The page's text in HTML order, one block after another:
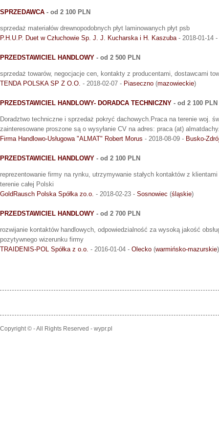
SPRZEDAWCA - od 2 100 PLN
sprzedaż materiałów drewnopodobnych płyt laminowanych płyt psb
P.H.U.P. Duet w Człuchowie Sp. J. J. Kucharska i H. Kaszuba- 2018-01-14 -
PRZEDSTAWICIEL HANDLOWY - od 2 500 PLN
sprzedaż towarów, negocjacje cen, kontakty z producentami, dostawcami
TENDA POLSKA SP Z O.O. - 2018-02-07 - Piaseczno (mazowieckie)
PRZEDSTAWICIEL HANDLOWY- DORADCA TECHNICZNY - od 2 100 PLN
Doradztwo techniczne i sprzedaż pokryć dachowych.Praca na terenie woj.
zainteresowane proszone są o wysyłanie CV na adres: praca (at)
Firma Handlowo-Usługowa "ALMAT" Robert Morus - 2018-08-09 - Busko-
PRZEDSTAWICIEL HANDLOWY - od 2 100 PLN
reprezentowanie firmy na rynku, utrzymywanie stałych kontaktów z
terenie całej Polski
GoldRausch Polska Spółka zo.o. - 2018-02-23 - Sosnowiec (śląskie)
PRZEDSTAWICIEL HANDLOWY - od 2 700 PLN
rozwijanie kontaktów handlowych, odpowiedzialność za wysoką jakość
pozytywnego wizerunku firmy
TRAIDENIS-POL Spółka z o.o. - 2016-01-04 - Olecko (warmińsko-mazurskie)
Copyright © - All Rights Reserved - wypr.pl